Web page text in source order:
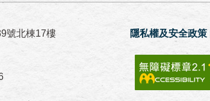
號北棟17樓
隱私權及安全政策|